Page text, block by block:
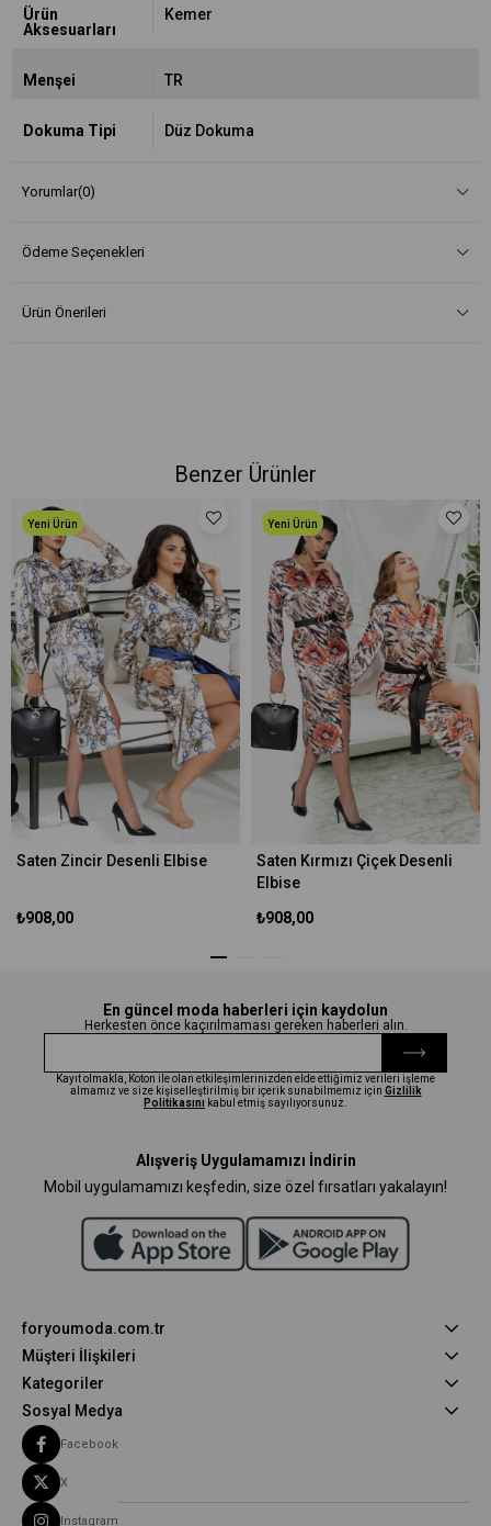
Ürün
Aksesuarları
Kemer
Menşei TR
Dokuma Tipi Düz Dokuma
Yorumlar(0)
Ödeme Seçenekleri
Ürün Önerileri
Benzer Ürünler
Saten Zincir Desenli Elbise
Yeni Ürün
₺908,00
Saten Kırmızı Çiçek Desenli
Elbise
Yeni Ürün
₺908,00
En güncel moda haberleri için kaydolun
Herkesten önce kaçırılmaması gereken haberleri alın.
Kayıt olmakla, Koton ile olan etkileşimlerinizden elde ettiğimiz verileri işleme
almamız ve size kişiselleştirilmiş bir içerik sunabilmemiz için Gizlilik
Politikasını kabul etmiş sayılıyorsunuz.
Alışveriş Uygulamamızı İndirin
Mobil uygulamamızı keşfedin, size özel fırsatları yakalayın!
foryoumoda.com.tr
Müşteri İlişkileri
Kategoriler
Sosyal Medya
Facebook
X
Instagram